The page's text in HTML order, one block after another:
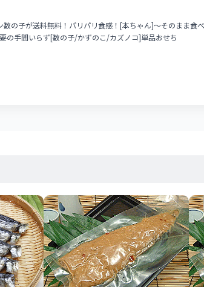
数の子が送料無料！パリパリ食感！[本ちゃん]〜そのまま食
手間いらず[数の子/かずのこ/カズノコ]単品おせち